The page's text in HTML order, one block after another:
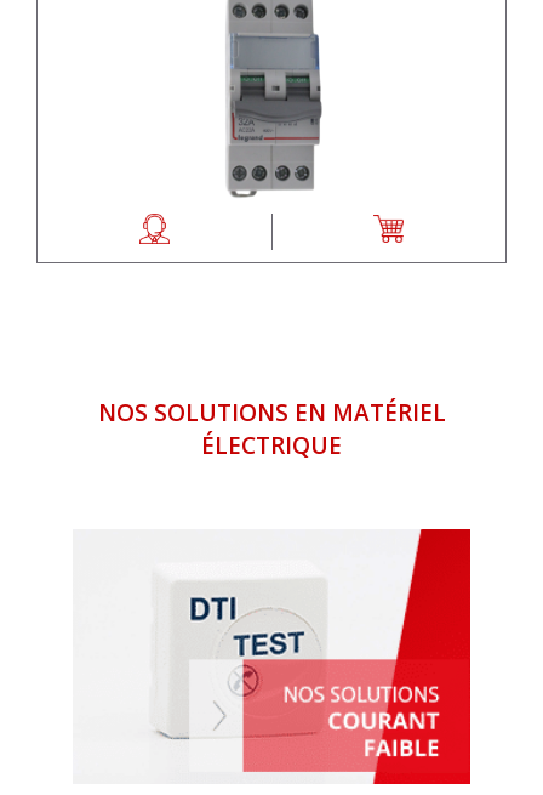
NOS SOLUTIONS EN MATÉRIEL
ÉLECTRIQUE